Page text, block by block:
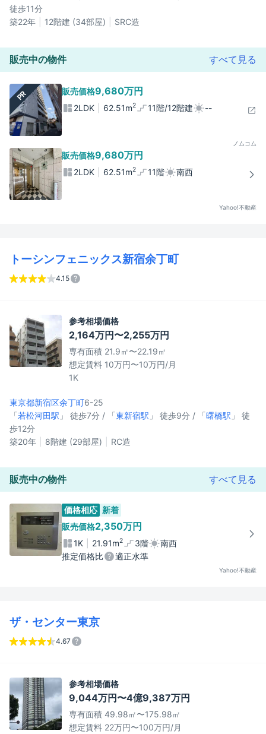
徒歩11分
築22年
12階建 (34部屋) SRC造
販売中の物件 すべて見る
PR 販売価格9,680万円
2LDK 62.51m2 11階/12階建 --
ノムコム
販売価格9,680万円
2LDK 62.51m2 11階 南西
Yahoo!不動産
トーシンフェニックス新宿余丁町
4.15
参考相場価格
2,164万円〜2,255万円
専有面積 21.9㎡〜22.19㎡
想定賃料 10万円〜10万円/月
1K
東京都新宿区余丁町6-25
「若松河田駅 」 徒歩7分 / 「東新宿駅 」 徒歩9分 / 「曙橋駅 」 徒
歩12分
築20年
8階建 (29部屋) RC造
販売中の物件 すべて見る
価格相応 新着
販売価格2,350万円
1K 21.91m2 3階
南西
推定価格比
適正水準
Yahoo!不動産
ザ・センター東京
4.67
参考相場価格
9,044万円〜4億9,387万円
専有面積 49.98㎡〜175.98㎡
想定賃料 22万円〜100万円/月